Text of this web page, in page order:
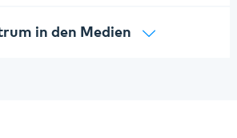
in den Medien